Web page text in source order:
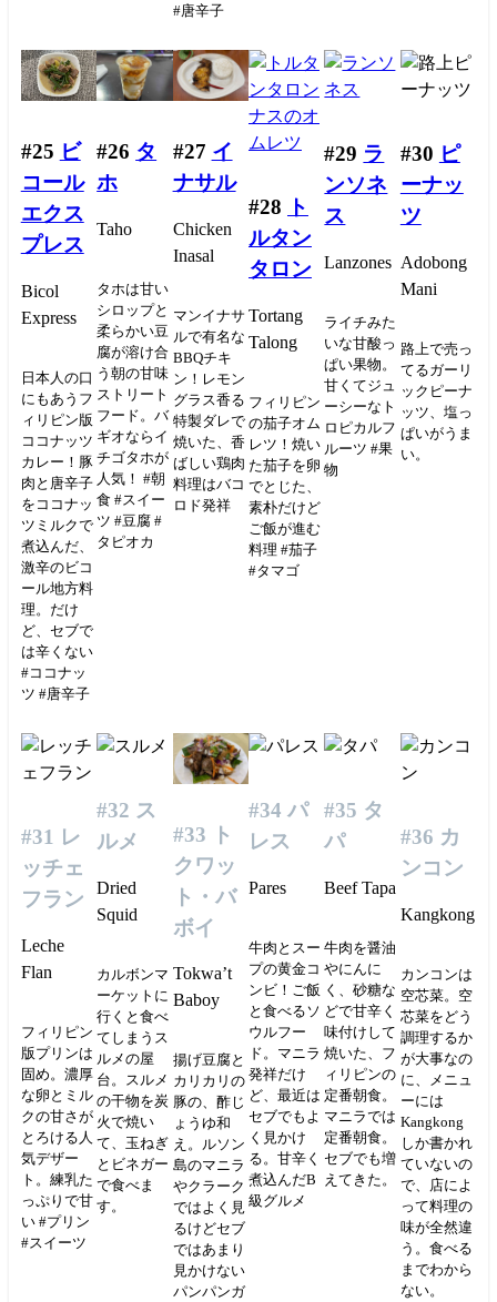
#唐辛子
#25 ビ
コール
エクス
プレス
Bicol
Express
日本人の口
にもあうフ
ィリピン版
ココナッツ
カレー！豚
肉と唐辛子
をココナッ
ツミルクで
煮込んだ、
激辛のビコ
ール地方料
理。だけ
ど、セブで
は辛くない
#ココナッ
ツ #唐辛子
#26 タ
ホ
Taho
タホは甘い
シロップと
柔らかい豆
腐が溶け合
う朝の甘味
ストリート
フード。バ
ギオならイ
チゴタホが
人気！ #朝
食 #スイー
ツ #豆腐 #
タピオカ
#27 イ
ナサル
Chicken
Inasal
マンイナサ
ルで有名な
BBQチキ
ン！レモン
グラス香る
特製ダレで
焼いた、香
ばしい鶏肉
料理はバコ
ロド発祥
#28
ト
ルタン
タロン
Tortang
Talong
フィリピン
の茄子オム
レツ！焼い
た茄子を卵
でとじた、
素朴だけど
ご飯が進む
料理 #茄子
#タマゴ
#29 ラ
ンソネ
ス
Lanzones
ライチみた
いな甘酸っ
ぱい果物。
甘くてジュ
ーシーなト
ロピカルフ
ルーツ #果
物
#30 ピ
ーナッ
ツ
Adobong
Mani
路上で売っ
てるガーリ
ックピーナ
ッツ、塩っ
ぱいがうま
い。
#31 レ
ッチェ
フラン
Leche
Flan
フィリピン
版プリンは
固め。濃厚
な卵とミル
クの甘さが
とろける人
気デザー
ト。練乳た
っぷりで甘
い #プリン
#スイーツ
#32 ス
ルメ
Dried
Squid
カルボンマ
ーケットに
行くと食べ
てしまうス
ルメの屋
台。スルメ
の干物を炭
火で焼い
て、玉ねぎ
とビネガー
で食べま
す。
#33 ト
クワッ
ト・バ
ボイ
Tokwa’t
Baboy
揚げ豆腐と
カリカリの
豚の、酢じ
ょうゆ和
え。ルソン
島のマニラ
やクラーク
ではよく見
るけどセブ
ではあまり
見かけない
パンパンガ
#34 パ
レス
Pares
牛肉とスー
プの黄金コ
ンビ！ご飯
と食べるソ
ウルフー
ド。マニラ
発祥だけ
ど、最近は
セブでもよ
く見かけ
る。甘辛く
煮込んだB
級グルメ
#35 タ
パ
Beef Tapa
牛肉を醤油
やにんに
く、砂糖な
どで甘辛く
味付けして
焼いた、フ
ィリピンの
定番朝食。
マニラでは
定番朝食。
セブでも増
えてきた。
#36 カ
ンコン
Kangkong
カンコンは
空芯菜。空
芯菜をどう
調理するか
が大事なの
に、メニュ
ーには
Kangkong
しか書かれ
ていないの
で、店によ
って料理の
味が全然違
う。食べる
までわから
ない。